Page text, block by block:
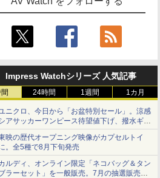
Impress Watchシリーズ 人気記事
24時間 1週間 1カ月
ニクロ、今日から「お盆特別セール」。涼感
アサッカーワンピース待望値下げ、撥水ギア
ョーツは1990円に
映の歴代オープニング映像がカプセルトイ
。全5種で8月下旬発売
ルディ、オンライン限定「ネコバッグ＆タン
ラーセット」を一般販売。7月の抽選販売の